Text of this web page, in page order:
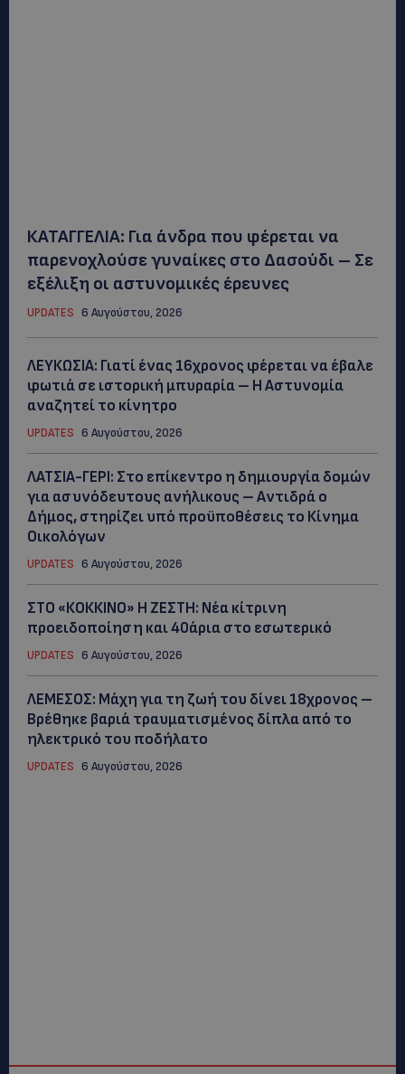
ΚΑΤΑΓΓΕΛΙΑ: Για άνδρα που φέρεται να
παρενοχλούσε γυναίκες στο Δασούδι – Σε
εξέλιξη οι αστυνομικές έρευνες
UPDATES 6 Αυγούστου, 2026
ΛΕΥΚΩΣΙΑ: Γιατί ένας 16χρονος φέρεται να έβαλε
φωτιά σε ιστορική μπυραρία – Η Αστυνομία
αναζητεί το κίνητρο
UPDATES 6 Αυγούστου, 2026
ΛΑΤΣΙΑ-ΓΕΡΙ: Στο επίκεντρο η δημιουργία δομών
για ασυνόδευτους ανήλικους – Αντιδρά ο
Δήμος, στηρίζει υπό προϋποθέσεις το Κίνημα
Οικολόγων
UPDATES 6 Αυγούστου, 2026
ΣΤΟ «ΚΟΚΚΙΝΟ» Η ΖΕΣΤΗ: Νέα κίτρινη
προειδοποίηση και 40άρια στο εσωτερικό
UPDATES 6 Αυγούστου, 2026
ΛΕΜΕΣΟΣ: Μάχη για τη ζωή του δίνει 18χρονος –
Βρέθηκε βαριά τραυματισμένος δίπλα από το
ηλεκτρικό του ποδήλατο
UPDATES 6 Αυγούστου, 2026